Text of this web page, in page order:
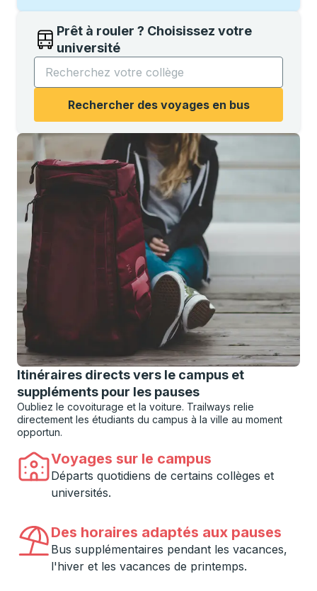
Prêt à rouler ? Choisissez votre
université
Commencez à saisir le nom de l'université pour
Rechercher des voyages en bus
Itinéraires directs vers le campus et
suppléments pour les pauses
Oubliez le covoiturage et la voiture. Trailways relie
directement les étudiants du campus à la ville au moment
opportun.
Voyages sur le campus
Départs quotidiens de certains collèges et
universités.
Des horaires adaptés aux pauses
Bus supplémentaires pendant les vacances,
l'hiver et les vacances de printemps.